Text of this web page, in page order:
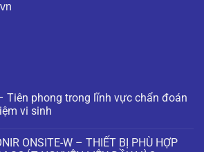
Tiên phong trong lĩnh vực chẩn đoán
vi sinh
ONSITE-W – THIẾT BỊ PHÙ HỢP